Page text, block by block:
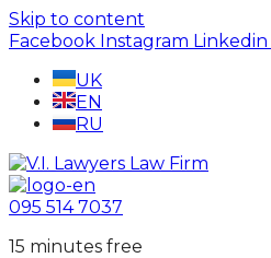
Skip to content
Facebook Instagram Linkedin
UK
EN
RU
095 514 7037
15 minutes free